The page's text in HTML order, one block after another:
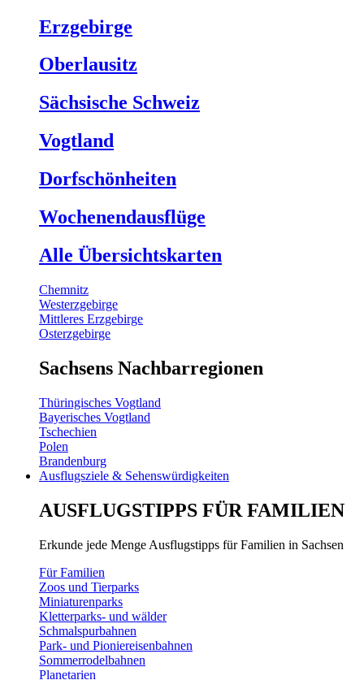
Erzgebirge
Oberlausitz
Sächsische Schweiz
Vogtland
Dorfschönheiten
Wochenendausflüge
Alle Übersichtskarten
Chemnitz
Westerzgebirge
Mittleres Erzgebirge
Osterzgebirge
Sachsens Nachbarregionen
Thüringisches Vogtland
Bayerisches Vogtland
Tschechien
Polen
Brandenburg
Ausflugsziele & Sehenswürdigkeiten
AUSFLUGSTIPPS FÜR FAMILIEN
Erkunde jede Menge Ausflugstipps für Familien in Sachsen
Für Familien
Zoos und Tierparks
Miniaturenparks
Kletterparks- und wälder
Schmalspurbahnen
Park- und Pioniereisenbahnen
Sommerrodelbahnen
Planetarien